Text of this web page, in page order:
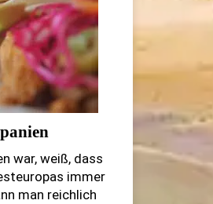
war, weiß, dass
immer
man reichlich